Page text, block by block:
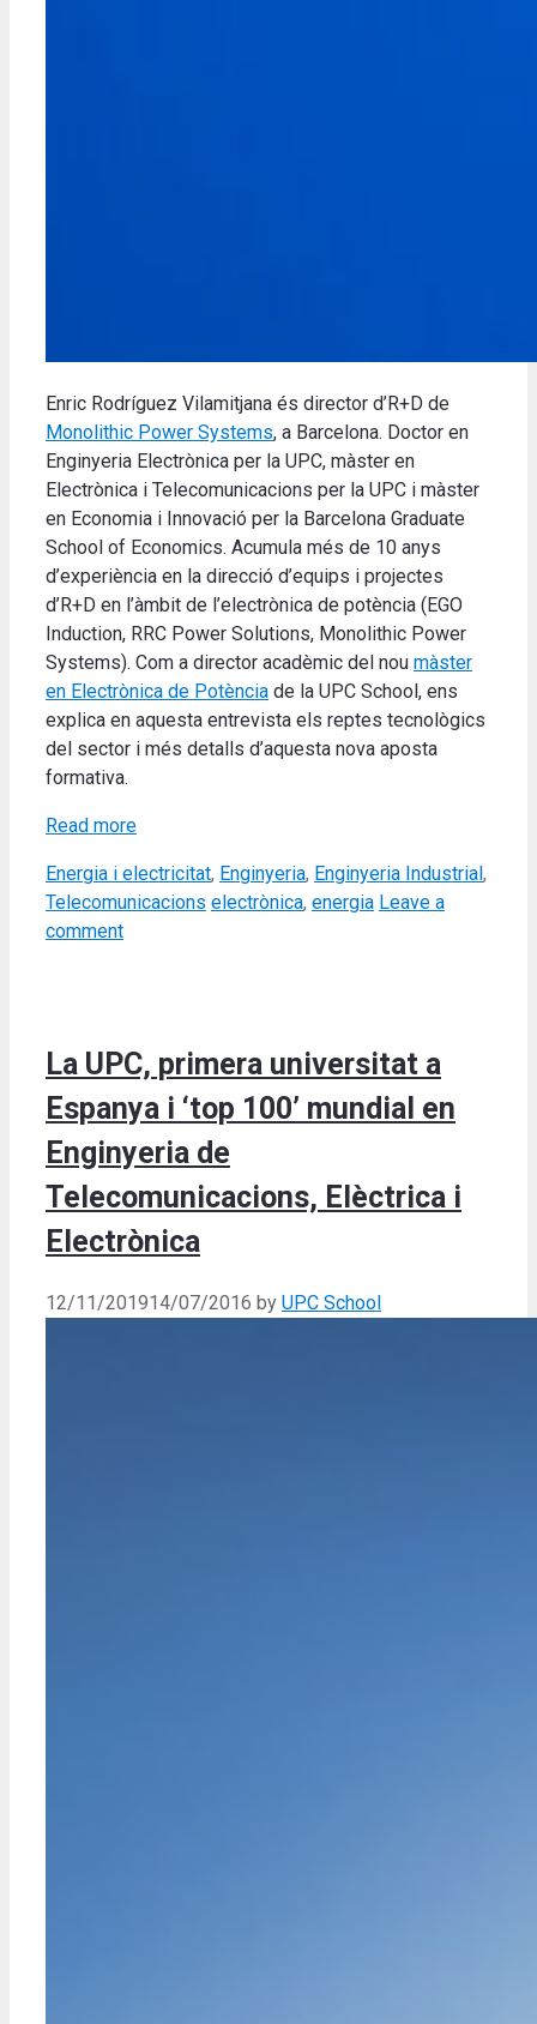
Enric Rodríguez Vilamitjana és director d’R+D de
Monolithic Power Systems, a Barcelona. Doctor en
Enginyeria Electrònica per la UPC, màster en
Electrònica i Telecomunicacions per la UPC i màster
en Economia i Innovació per la Barcelona Graduate
School of Economics. Acumula més de 10 anys
d’experiència en la direcció d’equips i projectes
d’R+D en l’àmbit de l’electrònica de potència (EGO
Induction, RRC Power Solutions, Monolithic Power
Systems). Com a director acadèmic del nou màster
en Electrònica de Potència de la UPC School, ens
explica en aquesta entrevista els reptes tecnològics
del sector i més detalls d’aquesta nova aposta
formativa.
Read more
Categories
Energia i electricitat, Enginyeria, Enginyeria Industrial,
Telecomunicacions Tags
electrònica, energia Leave a
comment
La UPC, primera universitat a
Espanya i ‘top 100’ mundial en
Enginyeria de
Telecomunicacions, Elèctrica i
Electrònica
12/11/201914/07/2016 by UPC School